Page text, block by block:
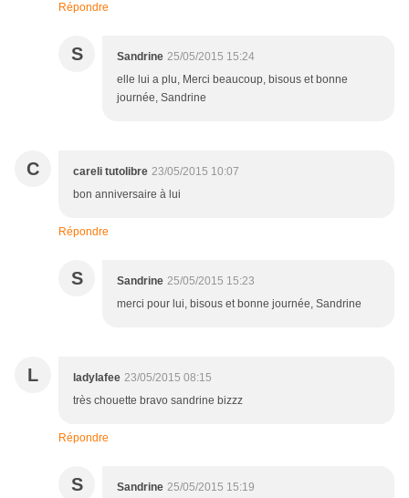
Répondre
S Sandrine 25/05/2015 15:24
elle lui a plu, Merci beaucoup, bisous et bonne
journée, Sandrine
C careli tutolibre 23/05/2015 10:07
bon anniversaire à lui
Répondre
S Sandrine 25/05/2015 15:23
merci pour lui, bisous et bonne journée, Sandrine
L ladylafee 23/05/2015 08:15
très chouette bravo sandrine bizzz
Répondre
S Sandrine 25/05/2015 15:19